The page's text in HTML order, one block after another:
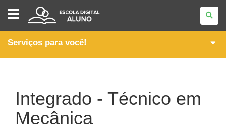
ESCOLA
DIGITAL
-
ALUNO
Serviços para você!
Integrado - Técnico em
Mecânica